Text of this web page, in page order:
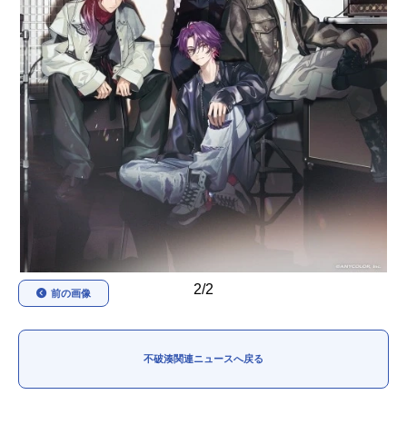
男性声優/女性声優一覧
FOLLOW US
2/2
前の画像
不破湊関連ニュースへ戻る